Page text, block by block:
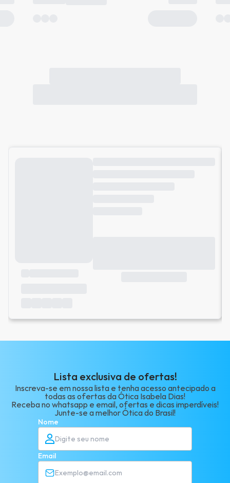
Lista exclusiva de ofertas!
Inscreva-se em nossa lista e tenha acesso antecipado a
todas as ofertas da Ótica Isabela Dias!
Receba no whatsapp e email, ofertas e dicas imperdíveis!
Junte-se a melhor Ótica do Brasil!
Nome
Email